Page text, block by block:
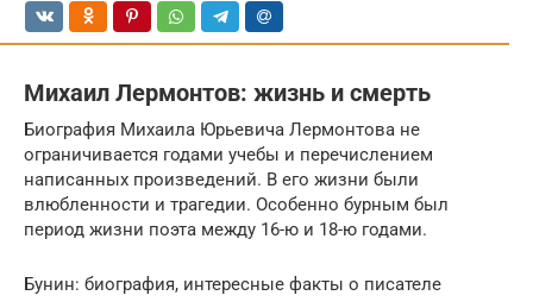
Михаил Лермонтов: жизнь и cмepть
Биография Михаила Юрьевича Лермонтова не
ограничивается годами учебы и перечислением
написанных произведений. В его жизни были
влюбленности и трагедии. Особенно бурным был
период жизни поэта между 16-ю и 18-ю годами.
Бунин: биография, интересные факты о писателе